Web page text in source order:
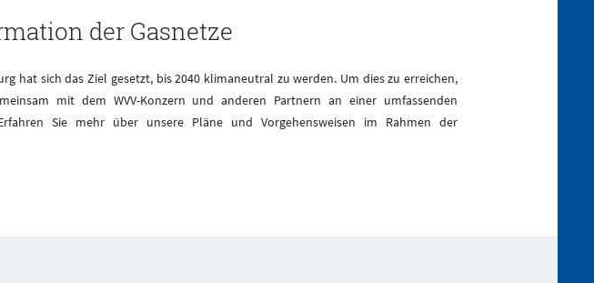
der Gasnetze
hat sich das Ziel gesetzt, bis 2040 klimaneutral zu werden. Um dies zu erreichen,
mit dem WVV-Konzern und anderen Partnern an einer umfassenden
Sie mehr über unsere Pläne und Vorgehensweisen im Rahmen der